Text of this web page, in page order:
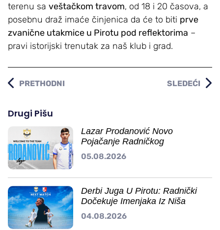
terenu sa veštačkom travom, od 18 i 20 časova, a
posebnu draž imaće činjenica da će to biti prve
zvanične utakmice u Pirotu pod reflektorima –
pravi istorijski trenutak za naš klub i grad.
PRETHODNI SLEDEĆI
Drugi Pišu
Lazar Prodanović Novo
Pojačanje Radničkog
05.08.2026
Derbi Juga U Pirotu: Radnički
Dočekuje Imenjaka Iz Niša
04.08.2026